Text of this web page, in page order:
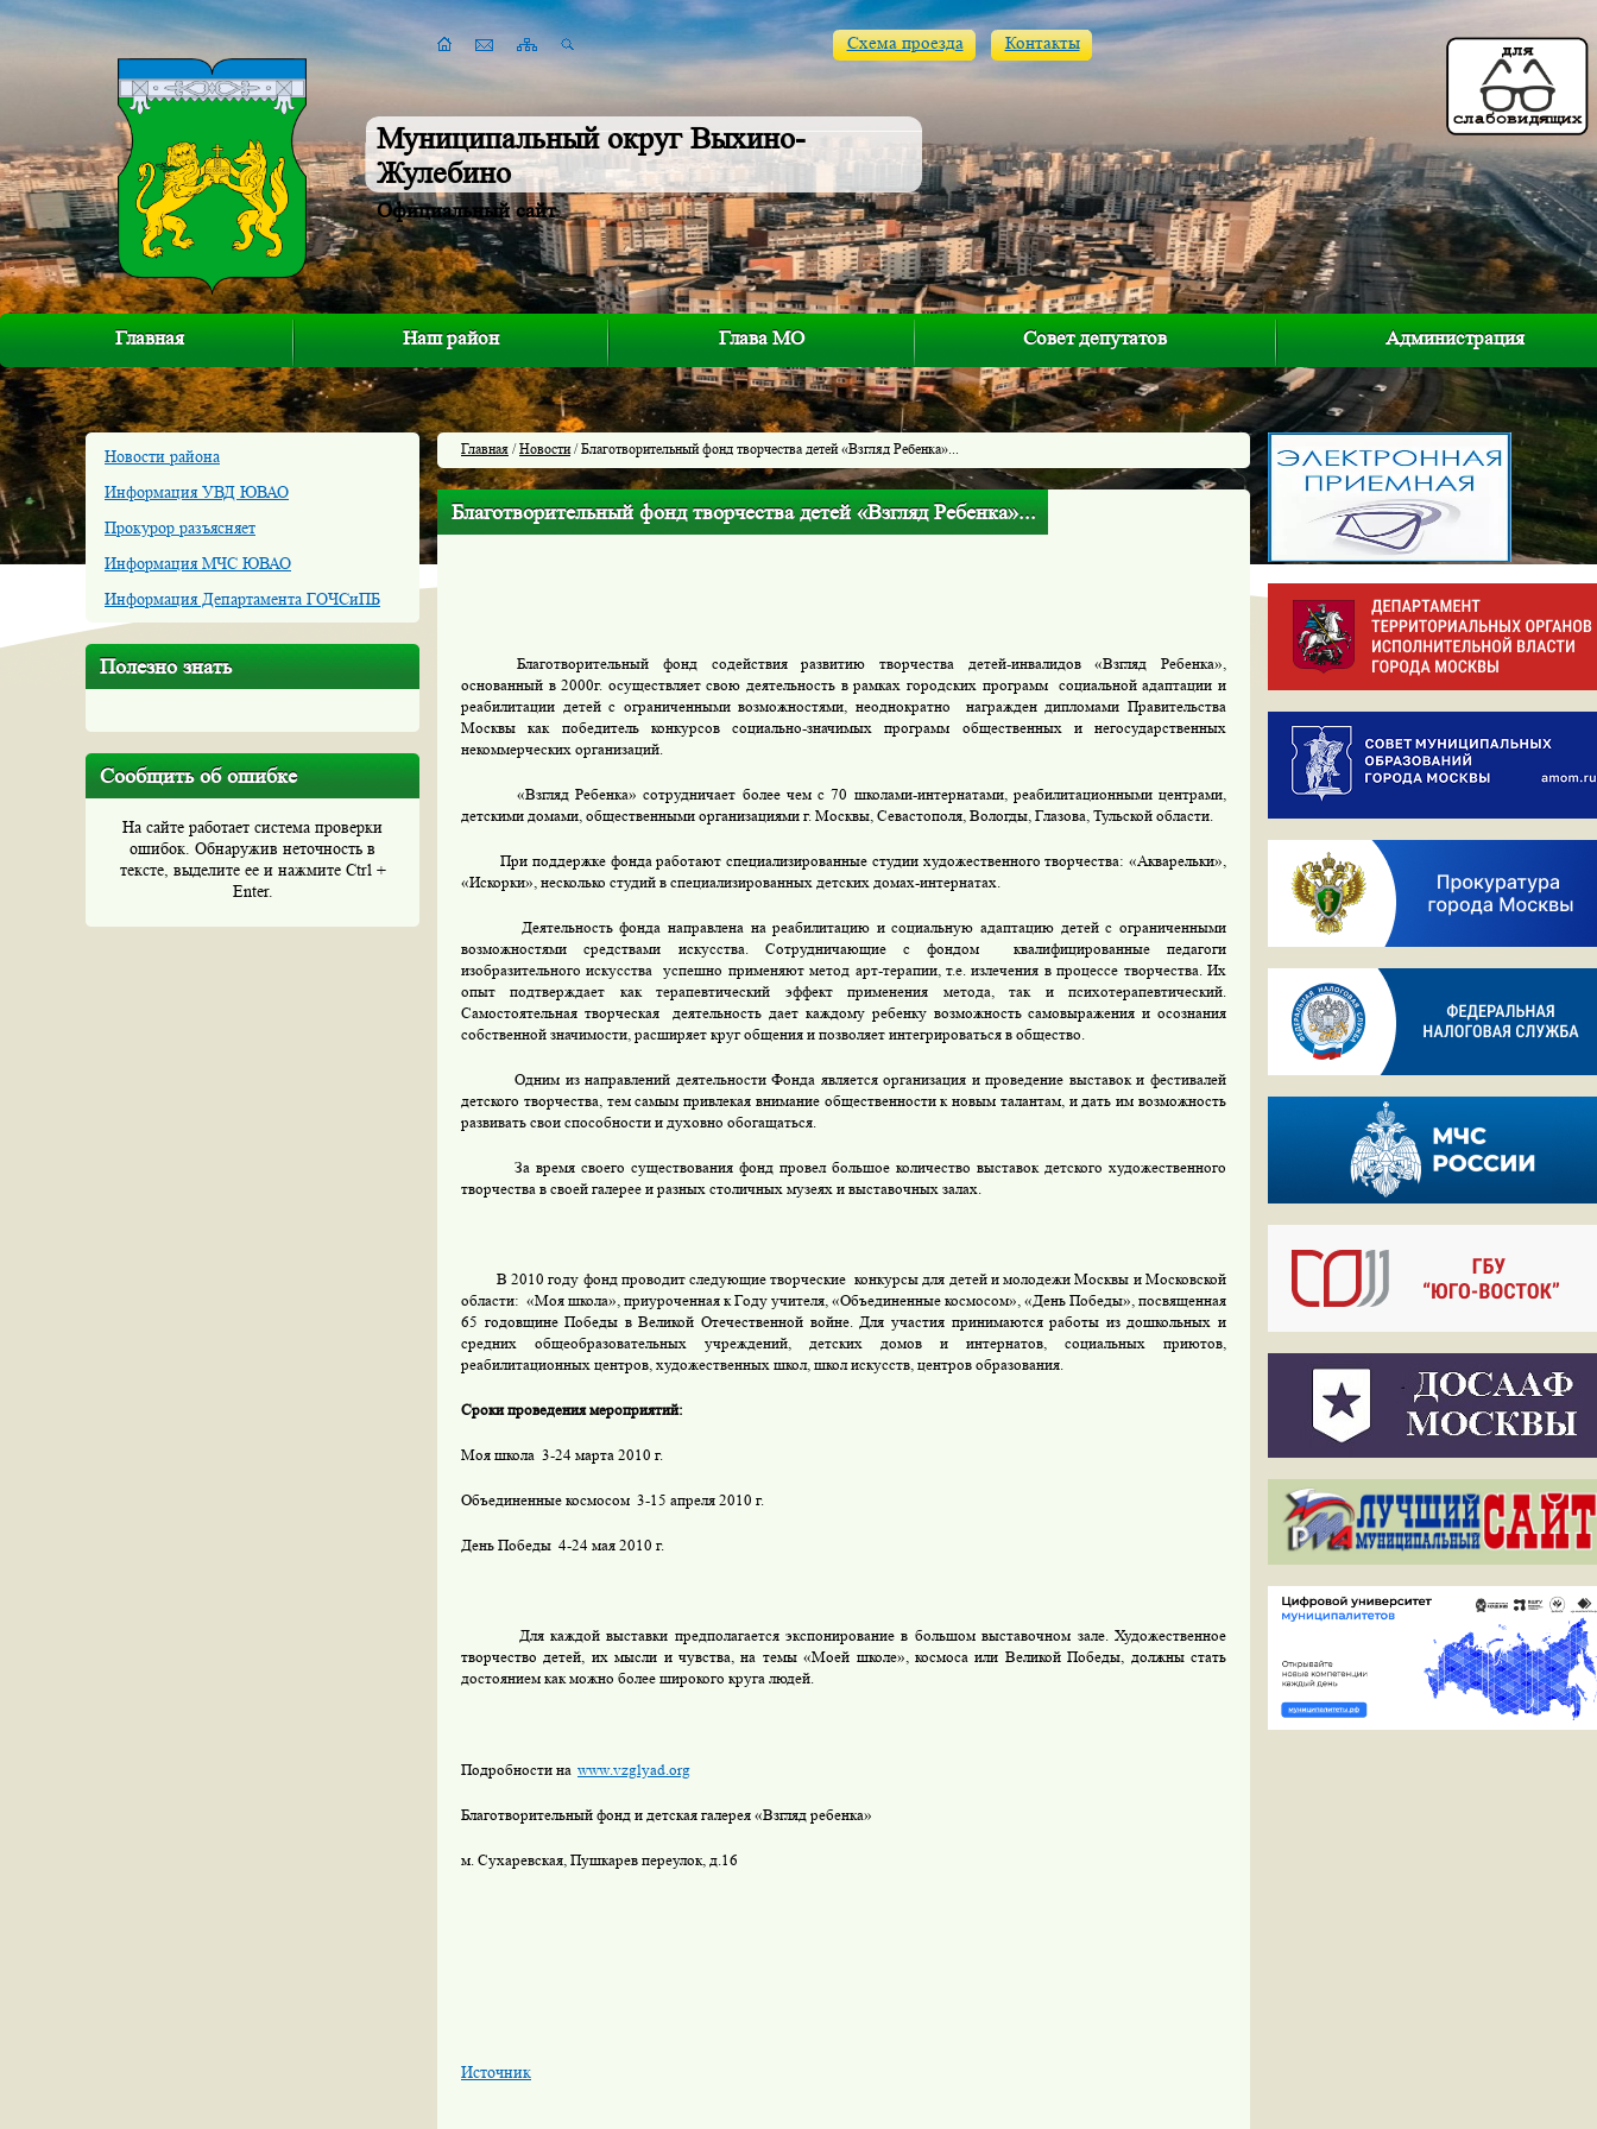
Муниципальный округ Выхино-
Жулебино
Официальный сайт
Схема проезда Контакты
Главная Наш район Глава МО Совет депутатов Администрация
Новости района
Информация УВД ЮВАО
Прокурор разъясняет
Информация МЧС ЮВАО
Информация Департамента ГОЧСиПБ
Полезно знать
Сообщить об ошибке
На сайте работает система проверки
ошибок. Обнаружив неточность в
тексте, выделите ее и нажмите Ctrl +
Enter.
Главная /Новости/ Благотворительный фонд творчества детей «Взгляд Ребенка»...
Благотворительный фонд творчества детей «Взгляд Ребенка»...
Благотворительный фонд содействия развитию творчества детей-инвалидов «Взгляд Ребенка»,
основанный в 2000г. осуществляет свою деятельность в рамках городских программ
социальной адаптации и
реабилитации детей с ограниченными возможностями, неоднократно
награжден дипломами Правительства
Москвы как победитель конкурсов социально-значимых программ общественных и негосударственных
некоммерческих организаций.
«Взгляд Ребенка» сотрудничает более чем с 70 школами-интернатами, реабилитационными центрами,
детскими домами, общественными организациями г. Москвы, Севастополя, Вологды, Глазова, Тульской области.
При поддержке фонда работают специализированные студии художественного творчества: «Акварельки»,
«Искорки», несколько студий в специализированных детских домах-интернатах.
Деятельность фонда направлена на реабилитацию и социальную адаптацию детей с ограниченными
возможностями средствами искусства. Сотрудничающие с фондом
квалифицированные педагоги
изобразительного искусства
успешно применяют метод арт-терапии, т.е. излечения в процессе творчества. Их
опыт подтверждает как терапевтический эффект применения метода, так и психотерапевтический.
Самостоятельная творческая
деятельность дает каждому ребенку возможность самовыражения и осознания
собственной значимости, расширяет круг общения и позволяет интегрироваться в общество.
Одним из направлений деятельности Фонда является организация и проведение выставок и фестивалей
детского творчества, тем самым привлекая внимание общественности к новым талантам, и дать им возможность
развивать свои способности и духовно обогащаться.
За время своего существования фонд провел большое количество выставок детского художественного
творчества в своей галерее и разных столичных музеях и выставочных залах.
В 2010 году фонд проводит следующие творческие конкурсы для детей и молодежи Москвы и Московской
области: «Моя школа», приуроченная к Году учителя, «Объединенные космосом», «День Победы», посвященная
65 годовщине Победы в Великой Отечественной войне. Для участия принимаются работы из дошкольных и
средних общеобразовательных учреждений, детских домов и интернатов, социальных приютов,
реабилитационных центров, художественных школ, школ искусств, центров образования.
Сроки проведения мероприятий:
Моя школа 3-24 марта 2010 г.
Объединенные космосом 3-15 апреля 2010 г.
День Победы 4-24 мая 2010 г.
Для каждой выставки предполагается экспонирование в большом выставочном зале. Художественное
творчество детей, их мысли и чувства, на темы «Моей школе», космоса или Великой Победы, должны стать
достоянием как можно более широкого круга людей.
Подробности на www.vzglyad.org
Благотворительный фонд и детская галерея «Взгляд ребенка»
м. Сухаревская, Пушкарев переулок, д.16
Источник